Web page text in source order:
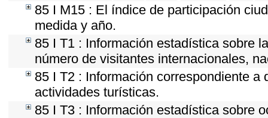
85 I M15 : El índice de participación
medida y año.
85 I T1 : Información estadística sobre
número de visitantes internacionales,
85 I T2 : Información correspondiente
actividades turísticas.
85 I T3 : Información estadística sobre